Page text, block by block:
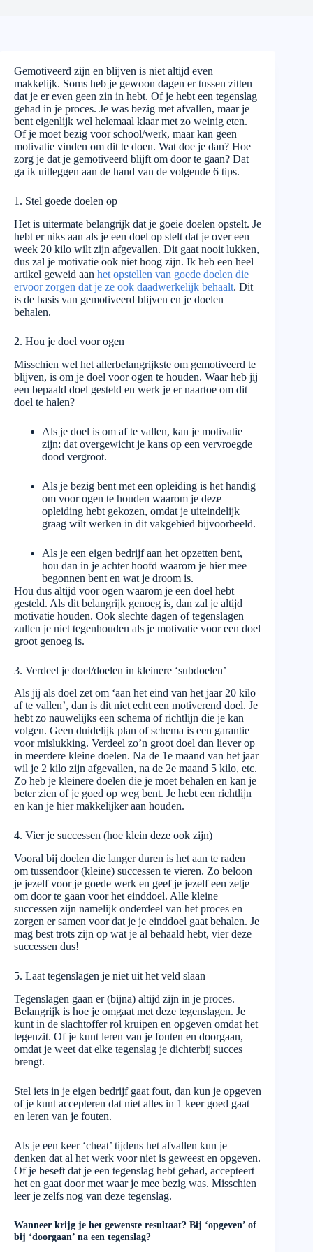
Gemotiveerd zijn en blijven is niet altijd even
makkelijk. Soms heb je gewoon dagen er tussen zitten
dat je er even geen zin in hebt. Of je hebt een tegenslag
gehad in je proces. Je was bezig met afvallen, maar je
bent eigenlijk wel helemaal klaar met zo weinig eten.
Of je moet bezig voor school/werk, maar kan geen
motivatie vinden om dit te doen. Wat doe je dan? Hoe
zorg je dat je gemotiveerd blijft om door te gaan? Dat
ga ik uitleggen aan de hand van de volgende 6 tips.
1. Stel goede doelen op
Het is uitermate belangrijk dat je goeie doelen opstelt. Je
hebt er niks aan als je een doel op stelt dat je over een
week 20 kilo wilt zijn afgevallen. Dit gaat nooit lukken,
dus zal je motivatie ook niet hoog zijn. Ik heb een heel
artikel geweid aan het opstellen van goede doelen die
ervoor zorgen dat je ze ook daadwerkelijk behaalt. Dit
is de basis van gemotiveerd blijven en je doelen
behalen.
2. Hou je doel voor ogen
Misschien wel het allerbelangrijkste om gemotiveerd te
blijven, is om je doel voor ogen te houden. Waar heb jij
een bepaald doel gesteld en werk je er naartoe om dit
doel te halen?
Als je doel is om af te vallen, kan je motivatie
zijn: dat overgewicht je kans op een vervroegde
dood vergroot.
Als je bezig bent met een opleiding is het handig
om voor ogen te houden waarom je deze
opleiding hebt gekozen, omdat je uiteindelijk
graag wilt werken in dit vakgebied bijvoorbeeld.
Als je een eigen bedrijf aan het opzetten bent,
hou dan in je achter hoofd waarom je hier mee
begonnen bent en wat je droom is.
Hou dus altijd voor ogen waarom je een doel hebt
gesteld. Als dit belangrijk genoeg is, dan zal je altijd
motivatie houden. Ook slechte dagen of tegenslagen
zullen je niet tegenhouden als je motivatie voor een doel
groot genoeg is.
3. Verdeel je doel/doelen in kleinere ‘subdoelen’
Als jij als doel zet om ‘aan het eind van het jaar 20 kilo
af te vallen’, dan is dit niet echt een motiverend doel. Je
hebt zo nauwelijks een schema of richtlijn die je kan
volgen. Geen duidelijk plan of schema is een garantie
voor mislukking. Verdeel zo’n groot doel dan liever op
in meerdere kleine doelen. Na de 1e maand van het jaar
wil je 2 kilo zijn afgevallen, na de 2e maand 5 kilo, etc.
Zo heb je kleinere doelen die je moet behalen en kan je
beter zien of je goed op weg bent. Je hebt een richtlijn
en kan je hier makkelijker aan houden.
4. Vier je successen (hoe klein deze ook zijn)
Vooral bij doelen die langer duren is het aan te raden
om tussendoor (kleine) successen te vieren. Zo beloon
je jezelf voor je goede werk en geef je jezelf een zetje
om door te gaan voor het einddoel. Alle kleine
successen zijn namelijk onderdeel van het proces en
zorgen er samen voor dat je je einddoel gaat behalen. Je
mag best trots zijn op wat je al behaald hebt, vier deze
successen dus!
5. Laat tegenslagen je niet uit het veld slaan
Tegenslagen gaan er (bijna) altijd zijn in je proces.
Belangrijk is hoe je omgaat met deze tegenslagen. Je
kunt in de slachtoffer rol kruipen en opgeven omdat het
tegenzit. Of je kunt leren van je fouten en doorgaan,
omdat je weet dat elke tegenslag je dichterbij succes
brengt.
Stel iets in je eigen bedrijf gaat fout, dan kun je opgeven
of je kunt accepteren dat niet alles in 1 keer goed gaat
en leren van je fouten.
Als je een keer ‘cheat’ tijdens het afvallen kun je
denken dat al het werk voor niet is geweest en opgeven.
Of je beseft dat je een tegenslag hebt gehad, accepteert
het en gaat door met waar je mee bezig was. Misschien
leer je zelfs nog van deze tegenslag.
Wanneer krijg je het gewenste resultaat? Bij ‘opgeven’ of
bij ‘doorgaan’ na een tegenslag?